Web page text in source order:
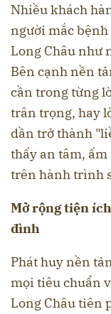
Nhiều khách
người mắc
Long Châu như
Bên cạnh nền
cần trong từng
trân trọng, hay
dần trở thành
thấy an tâm,
trên hành trình
Mở rộng tiện
đình
Phát huy nền
mọi tiêu chuẩn
Long Châu tiên